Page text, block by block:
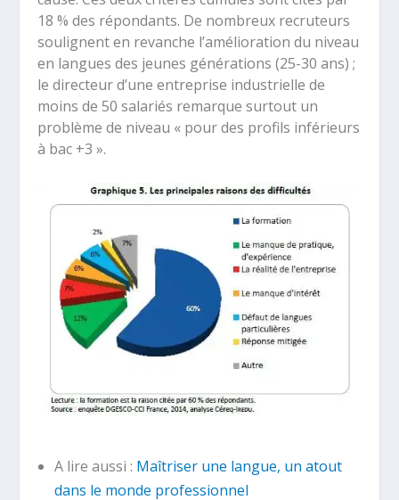
18 % des répondants. De nombreux recruteurs
soulignent en revanche l’amélioration du niveau
en langues des jeunes générations (25-30 ans) ;
le directeur d’une entreprise industrielle de
moins de 50 salariés remarque surtout un
problème de niveau « pour des profils inférieurs
à bac +3 ».
A lire aussi : Maîtriser une langue, un atout
dans le monde professionnel